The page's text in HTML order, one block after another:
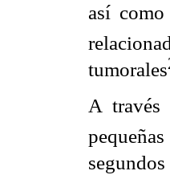
así
tumorales
A través